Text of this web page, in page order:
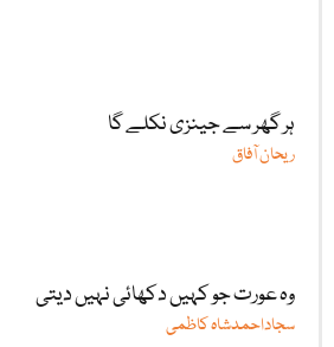
ہر گھر سے جینزی نکلے گا
ریحان آفاق
وہ عورت جو کہیں دکھائی نہیں دیتی
سجاداحمدشاہ کاظمی